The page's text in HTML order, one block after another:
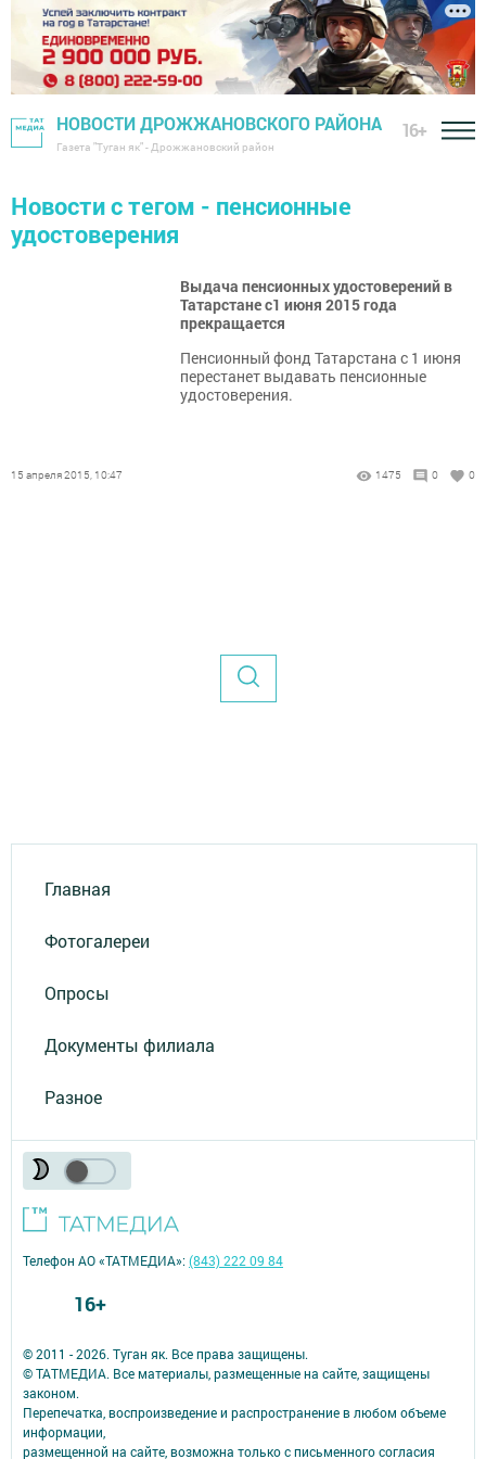
НОВОСТИ ДРОЖЖАНОВСКОГО РАЙОНА
Газета "Туган як" - Дрожжановский район
16+
Новости с тегом - пенсионные
удостоверения
Выдача пенсионных удостоверений в
Татарстане с1 июня 2015 года
прекращается
Пенсионный фонд Татарстана с 1 июня
перестанет выдавать пенсионные
удостоверения.
15 апреля 2015, 10:47 1475 0 0
Главная
Фотогалереи
Опросы
Документы филиала
Разное
© 2011 - 2026. Туган як. Все права защищены.
© ТАТМЕДИА. Все материалы, размещенные на сайте, защищены
законом.
Перепечатка, воспроизведение и распространение в любом объеме
информации,
размещенной на сайте, возможна только с письменного согласия
Телефон АО «ТАТМЕДИА»:(843) 222 09 84
16+